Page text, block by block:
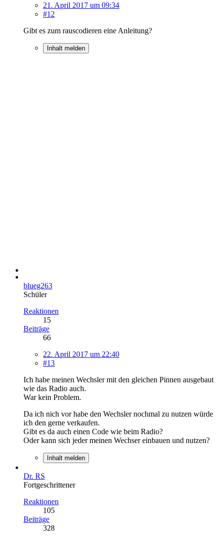
21. April 2017 um 09:34
#12
Gibt es zum rauscodieren eine Anleitung?
Inhalt melden
blueg263
Schüler
Reaktionen
15
Beiträge
66
22. April 2017 um 22:40
#13
Ich habe meinen Wechsler mit den gleichen Pinnen ausgebaut
wie das Radio auch.
War kein Problem.
Da ich nich vor habe den Wechsler nochmal zu nutzen würde
ich den gerne verkaufen.
Gibt es da auch einen Code wie beim Radio?
Oder kann sich jeder meinen Wechser einbauen und nutzen?
Inhalt melden
Dr. RS
Fortgeschrittener
Reaktionen
105
Beiträge
328